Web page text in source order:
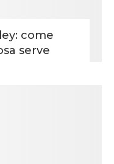
come
serve